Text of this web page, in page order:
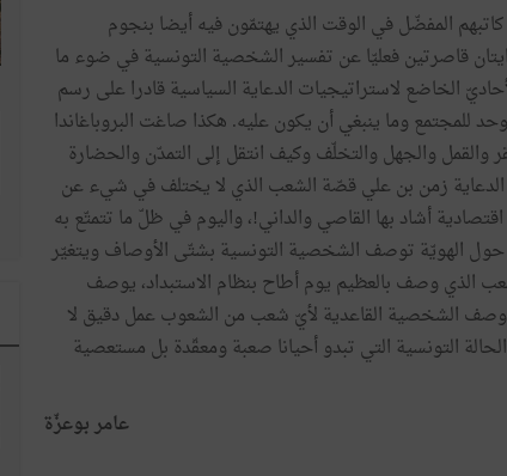
كاتبهم المفضّل في الوقت الذي يهتمّون فيه أيضا بنجوم
قاصرتين فعليّا عن تفسير الشخصية التونسية في ضوء ما
الخاضع لاستراتيجيات الدعاية السياسية قادرا على رسم
للمجتمع وما ينبغي أن يكون عليه. هكذا صاغت البروباغاندا
والقمل والجهل والتخلّف وكيف انتقل إلى التمدّن والحضارة
الدعاية زمن بن علي قصّة الشعب الذي لا يختلف في شيء عن
أشاد بها القاصي والداني!، واليوم في ظلّ ما تتمتّع به
الهويّة توصف الشخصية التونسية بشتّى الأوصاف ويتغيّر
الذي وصف بالعظيم يوم أطاح بنظام الاستبداد، يوصف
وصف الشخصية القاعدية لأيّ شعب من الشعوب عمل دقيق لا
التونسية التي تبدو أحيانا صعبة ومعقّدة بل مستعصية
عامر بوعزّة